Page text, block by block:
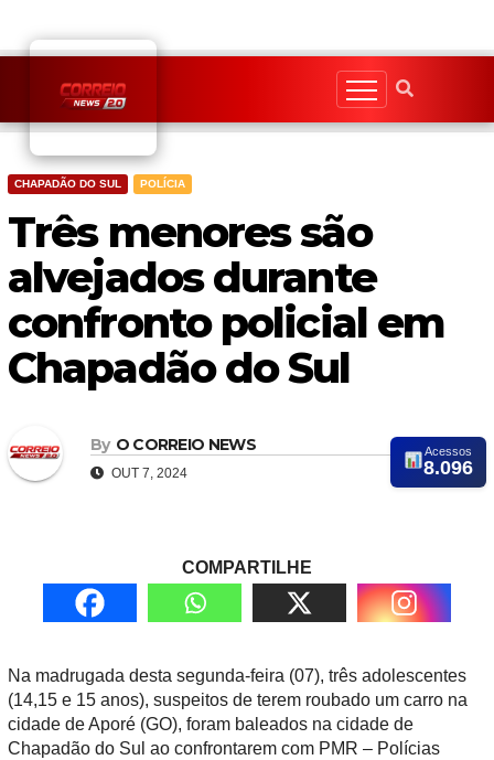
content
CHAPADÃO DO SUL POLÍCIA
Três menores são
alvejados durante
confronto policial em
Chapadão do Sul
By O CORREIO NEWS
OUT 7, 2024
Acessos
8.096
COMPARTILHE
Na madrugada desta segunda-feira (07), três adolescentes
(14,15 e 15 anos), suspeitos de terem roubado um carro na
cidade de Aporé (GO), foram baleados na cidade de
Chapadão do Sul ao confrontarem com PMR – Polícias